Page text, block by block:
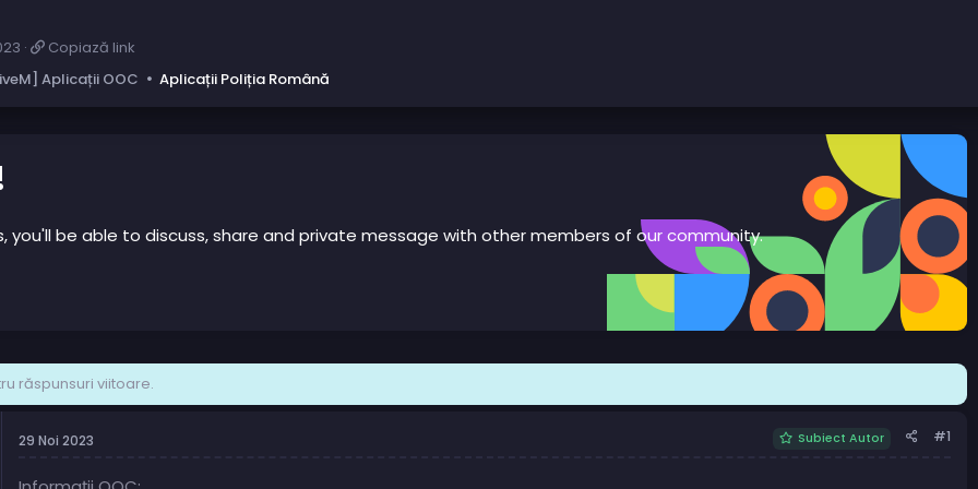
C
p
k
Copiază link
Aplicații OOC Aplicații Poliția Română
you'll be able to discuss, share and private message with other members of our community.
răspunsuri viitoare.
29 Noi 2023 Subiect Autor #1